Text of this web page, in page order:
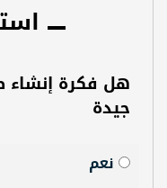
هل فكرة إنشاء
جيدة
نعم